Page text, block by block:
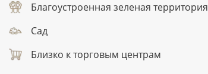
Благоустроенная зеленая территория
Сад
Близко к торговым центрам